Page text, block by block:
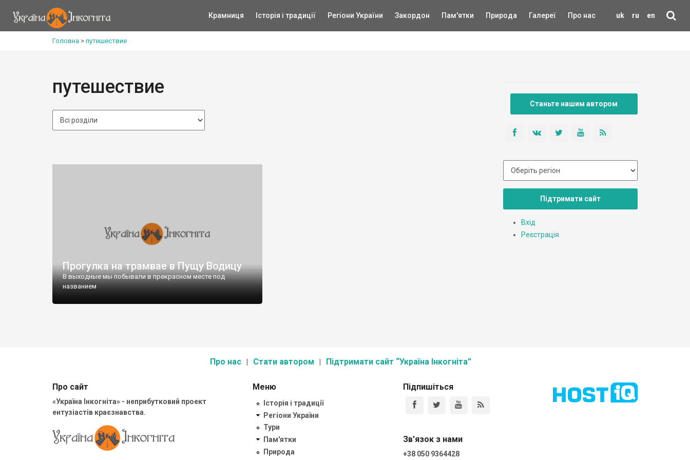
uk ru en
Крамниця Історія і традиції Регіони України Закордон Пам'ятки Природа Галереї Про нас
Головна > путешествие
путешествие
Прогулка на трамвае в Пущу Водицу
В выходные мы побывали в прекрасном месте под
названием
Станьте нашим автором
Підтримати сайт
Вхід
Реєстрація
Про нас Стати автором Підтримати сайт “Україна Інкогніта”
Про сайт
«Україна Інкогніта» - неприбутковий проект
ентузіастів краєзнавства.
Меню
Історія і традиції
Регіони України
Тури
Пам'ятки
Природа
Підпишіться
Зв'язок з нами
+38 050 9364428